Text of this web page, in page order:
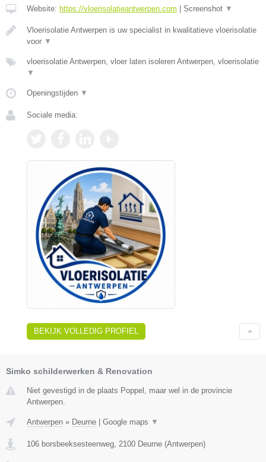
Website: https://vloerisolatieantwerpen.com Screenshot ▼
Vloerisolatie Antwerpen is uw specialist in kwalitatieve vloerisolatie
voor ▼
vloerisolatie Antwerpen, vloer laten isoleren Antwerpen, vloerisolatie
▼
Openingstijden ▼
Sociale media:
BEKIJK VOLLEDIG PROFIEL
Simko schilderwerken & Renovation
Niet gevestigd in de plaats Poppel, maar wel in de provincie
Antwerpen.
Antwerpen » Deurne Google maps ▼
106 borsbeeksesteenweg, 2100 Deurne (Antwerpen)